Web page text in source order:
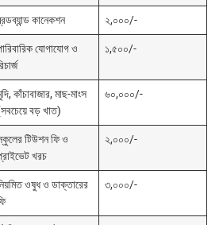
কানেকশন ২,০০০/-
যোগাযোগ ও
১,৫০০/-
কাঁচাবাজার, মাছ-মাংস
বড় খাত)
৬০,০০০/-
টিউশন ফি ও
খরচ
২,০০০/-
ওষুধ ও ডাক্তারের
৩,০০০/-